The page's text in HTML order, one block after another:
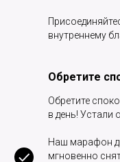
внутреннему
Обретите
Обретите
в день! Устали
Наш марафон
мгновенно